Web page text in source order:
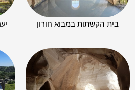
בית הקשתות במבוא חורון